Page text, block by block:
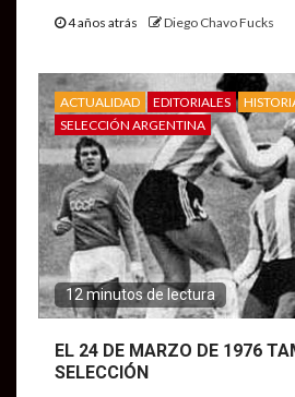
4 años atrás Diego Chavo Fucks
ACTUALIDAD EDITORIALES
SELECCIÓN ARGENTINA
12 minutos de lectura
EL 24 DE MARZO DE 1976
SELECCIÓN